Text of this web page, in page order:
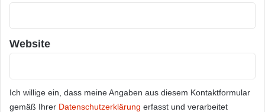
Website
Ich willige ein, dass meine Angaben aus diesem Kontaktformular
gemäß Ihrer Datenschutzerklärung erfasst und verarbeitet